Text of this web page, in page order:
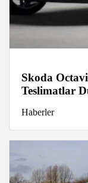
Skoda
Teslimatlar
Haberler